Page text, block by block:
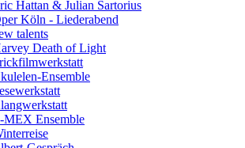
Hattan & Julian Sartorius
Köln - Liederabend
talents
Death of Light
Ensemble
MEX Ensemble